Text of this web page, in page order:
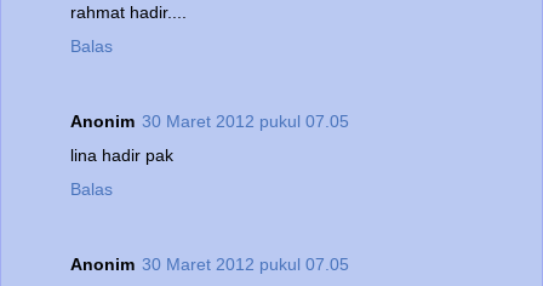
rahmat hadir....
Balas
Anonim 30 Maret 2012 pukul 07.05
lina hadir pak
Balas
Anonim 30 Maret 2012 pukul 07.05